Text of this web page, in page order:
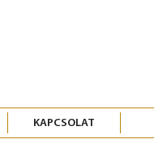
KAPCSOLAT